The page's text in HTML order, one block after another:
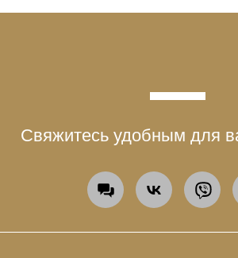
Свяжитесь удобным для